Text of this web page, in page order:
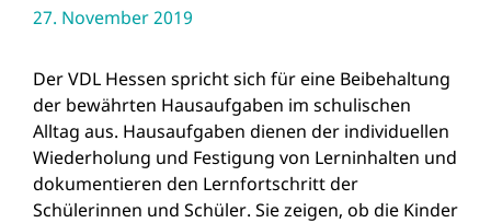
27. November 2019
Der VDL Hessen spricht sich für eine Beibehaltung
der bewährten Hausaufgaben im schulischen
Alltag aus. Hausaufgaben dienen der individuellen
Wiederholung und Festigung von Lerninhalten und
dokumentieren den Lernfortschritt der
Schülerinnen und Schüler. Sie zeigen, ob die Kinder